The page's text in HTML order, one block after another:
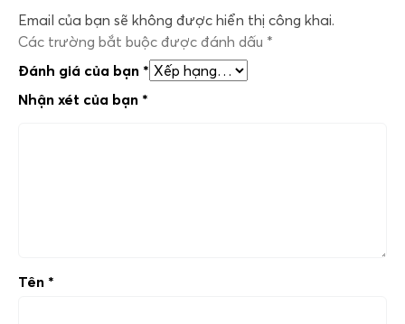
Email của bạn sẽ không được hiển thị công khai.
Các trường bắt buộc được đánh dấu *
Đánh giá của bạn *
Nhận xét của bạn *
Tên *